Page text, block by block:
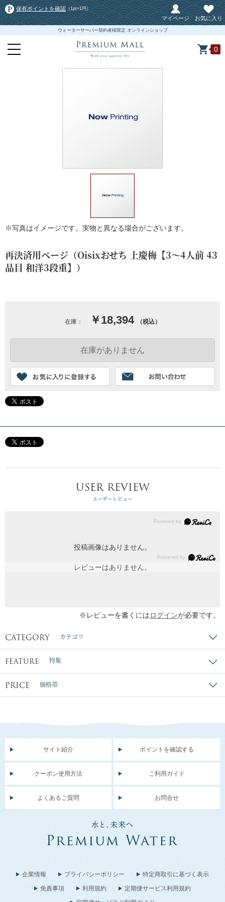
保有ポイントを確認 （1pt=1円）
マイページ お気に入り
ウォーターサーバー契約者様限定 オンラインショップ
0
※写真はイメージです。実物と異なる場合がございます。
再決済用ページ（Oisixおせち 上慶梅【3～4人前 43
品目 和洋3段重】）
在庫： ￥18,394 （税込）
USER REVIEW
ユーザーレビュー
投稿画像はありません。
レビューはありません。
※レビューを書くにはログインが必要です。
CATEGORY カテゴリ
FEATURE 特集
PRICE 価格帯
サイト紹介 ポイントを確認する
クーポン使用方法 ご利用ガイド
よくあるご質問 お問合せ
企業情報 プライバシーポリシー
特定商取引に基づく表示
免責事項
利用規約
定期便サービス利用規約